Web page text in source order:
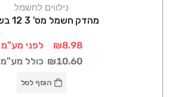
נילווים לחשמל
מהדק חשמל מס' 3 12 בשורה
₪8.98
לפני מע"מ
₪10.60 כולל מע"מ
הוסף לסל